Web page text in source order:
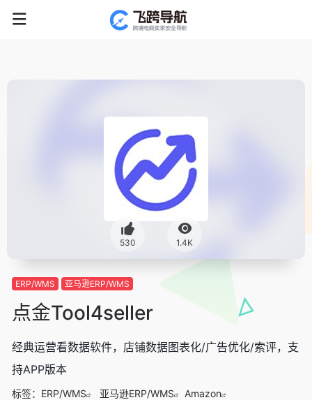
530 1.4K
ERP/WMS 亚马逊ERP/WMS
点金Tool4seller
经典运营看数据软件，店铺数据图表化/广告优化/索评，支
持APP版本
标签： ERP/WMS 亚马逊ERP/WMS Amazon